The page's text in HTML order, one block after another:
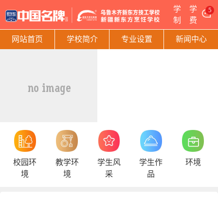
学
制
学
费
5
网站首页 学校简介 专业设置 新闻中心
校园环
境
教学环
境
学生风
采
学生作
品
环境